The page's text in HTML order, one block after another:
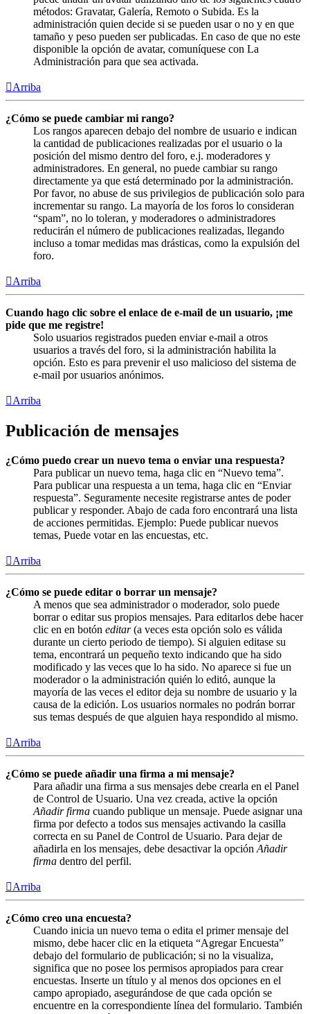
métodos: Gravatar, Galería, Remoto o Subida. Es la
administración quien decide si se pueden usar o no y en que
tamaño y peso pueden ser publicadas. En caso de que no este
disponible la opción de avatar, comuníquese con La
Administración para que sea activada.
Arriba
¿Cómo se puede cambiar mi rango?
Los rangos aparecen debajo del nombre de usuario e indican
la cantidad de publicaciones realizadas por el usuario o la
posición del mismo dentro del foro, e.j. moderadores y
administradores. En general, no puede cambiar su rango
directamente ya que está determinado por la administración.
Por favor, no abuse de sus privilegios de publicación solo para
incrementar su rango. La mayoría de los foros lo consideran
“spam”, no lo toleran, y moderadores o administradores
reducirán el número de publicaciones realizadas, llegando
incluso a tomar medidas mas drásticas, como la expulsión del
foro.
Arriba
Cuando hago clic sobre el enlace de e-mail de un usuario, ¡me
pide que me registre!
Solo usuarios registrados pueden enviar e-mail a otros
usuarios a través del foro, si la administración habilita la
opción. Esto es para prevenir el uso malicioso del sistema de
e-mail por usuarios anónimos.
Arriba
Publicación de mensajes
¿Cómo puedo crear un nuevo tema o enviar una respuesta?
Para publicar un nuevo tema, haga clic en “Nuevo tema”.
Para publicar una respuesta a un tema, haga clic en “Enviar
respuesta”. Seguramente necesite registrarse antes de poder
publicar y responder. Abajo de cada foro encontrará una lista
de acciones permitidas. Ejemplo: Puede publicar nuevos
temas, Puede votar en las encuestas, etc.
Arriba
¿Cómo se puede editar o borrar un mensaje?
A menos que sea administrador o moderador, solo puede
borrar o editar sus propios mensajes. Para editarlos debe hacer
clic en en botón editar(a veces esta opción solo es válida
durante un cierto periodo de tiempo). Si alguien editase su
tema, encontrará un pequeño texto indicando que ha sido
modificado y las veces que lo ha sido. No aparece si fue un
moderador o la administración quién lo editó, aunque la
mayoría de las veces el editor deja su nombre de usuario y la
causa de la edición. Los usuarios normales no podrán borrar
sus temas después de que alguien haya respondido al mismo.
Arriba
¿Cómo se puede añadir una firma a mi mensaje?
Para añadir una firma a sus mensajes debe crearla en el Panel
de Control de Usuario. Una vez creada, active la opción
Añadir firma cuando publique un mensaje. Puede asignar una
firma por defecto a todos sus mensajes activando la casilla
correcta en su Panel de Control de Usuario. Para dejar de
añadirla en los mensajes, debe desactivar la opción Añadir
firma dentro del perfil.
Arriba
¿Cómo creo una encuesta?
Cuando inicia un nuevo tema o edita el primer mensaje del
mismo, debe hacer clic en la etiqueta “Agregar Encuesta”
debajo del formulario de publicación; si no la visualiza,
significa que no posee los permisos apropiados para crear
encuestas. Inserte un título y al menos dos opciones en el
campo apropiado, asegurándose de que cada opción se
encuentre en la correspondiente línea del formulario. También